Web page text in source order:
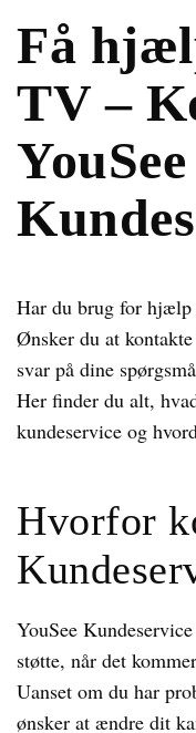
Få
TV –
YouSee
Har du brug for hjælp
Ønsker du at
svar på dine
Her finder du alt,
kundeservice og
Hvorfor
YouSee
støtte, når det
Uanset om du har
ønsker at ændre dit